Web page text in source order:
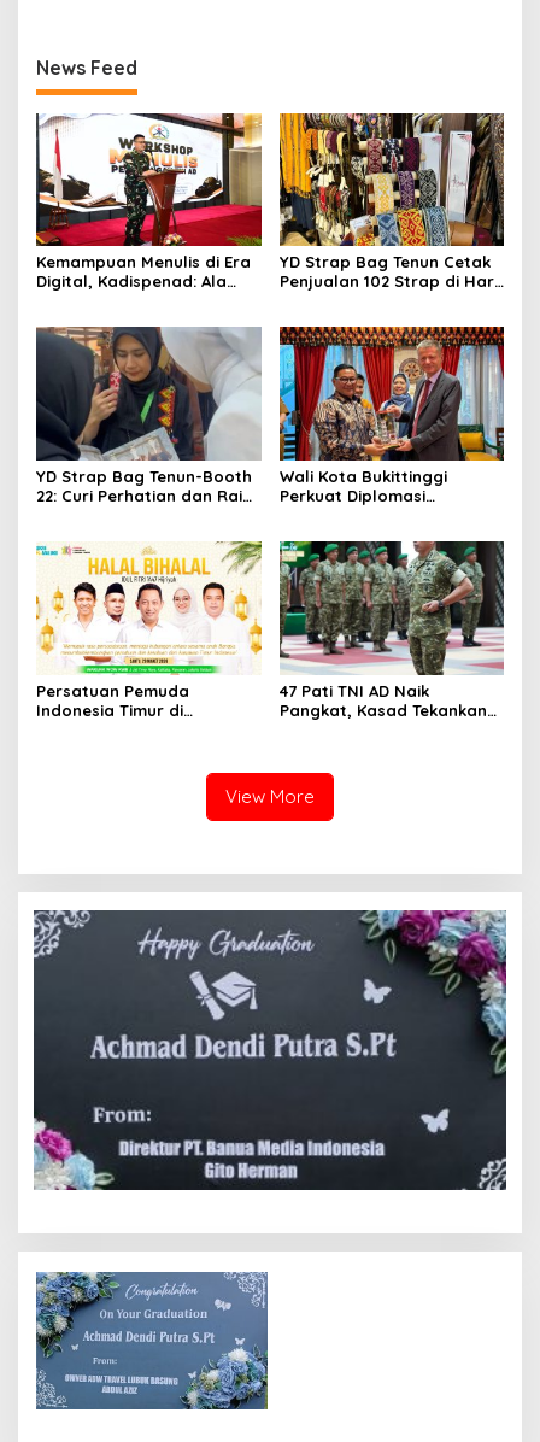
News Feed
Kemampuan Menulis di Era
Digital, Kadispenad: Ala
YD Strap Bag Tenun Cetak
Penjualan 102 Strap di Hari
Nusantara Kian Digemari
YD Strap Bag Tenun-Booth
22: Curi Perhatian dan Raih
dengan Citra Nan Anggun
Wali Kota Bukittinggi
Perkuat Diplomasi
Sukseskan 100 Tahun Jam
Gadang
Persatuan Pemuda
Indonesia Timur di
47 Pati TNI AD Naik
Pangkat, Kasad Tekankan
View More